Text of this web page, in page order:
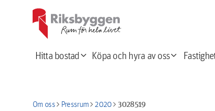
Hitta bostadexpand_more Köpa och hyra av ossexpand_more
Om osschevron_rightPressrumchevron_right2020chevron_right3028519